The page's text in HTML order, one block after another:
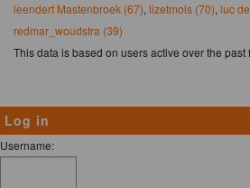
leendert Mastenbroek (67), lizetmols (70), luc
redmar_woudstra (39)
This data is based on users active over the past
Log in
Username: